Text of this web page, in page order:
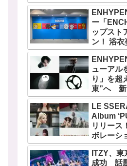
ー「
ップスト
ン！ 浴
が登場
ューアル
り」を超
束”へ 新
フィルム
LE
Album
リリース
ボレーシ
曲「
開
ITZY、
成功 話